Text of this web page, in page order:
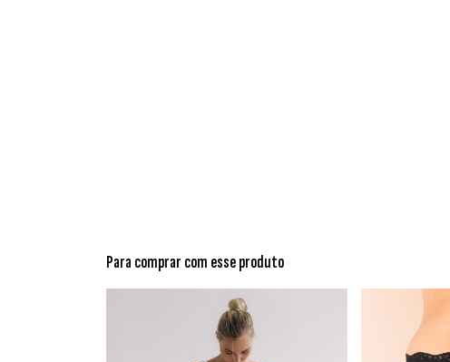
Para comprar com esse produto